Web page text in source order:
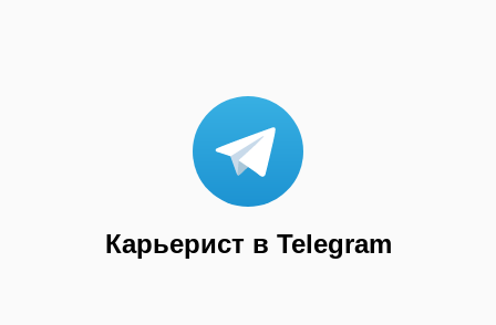
Карьерист в Telegram